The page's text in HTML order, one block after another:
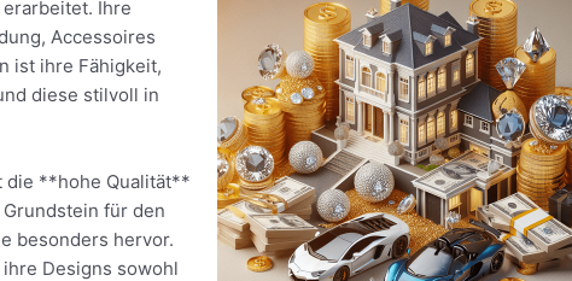
Ihre
Accessoires
ist ihre Fähigkeit,
diese stilvoll in
die **hohe Qualität**
für den
besonders hervor.
Designs sowohl